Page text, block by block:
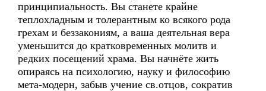
принципиальность. Вы станете крайне
теплохладным и толерантным ко всякого рода
грехам и беззакониям, а ваша деятельная вера
уменьшится до кратковременных молитв и
редких посещений храма. Вы начнёте жить
опираясь на психологию, науку и философию
мета-модерн, забыв учение св.отцов, сократив